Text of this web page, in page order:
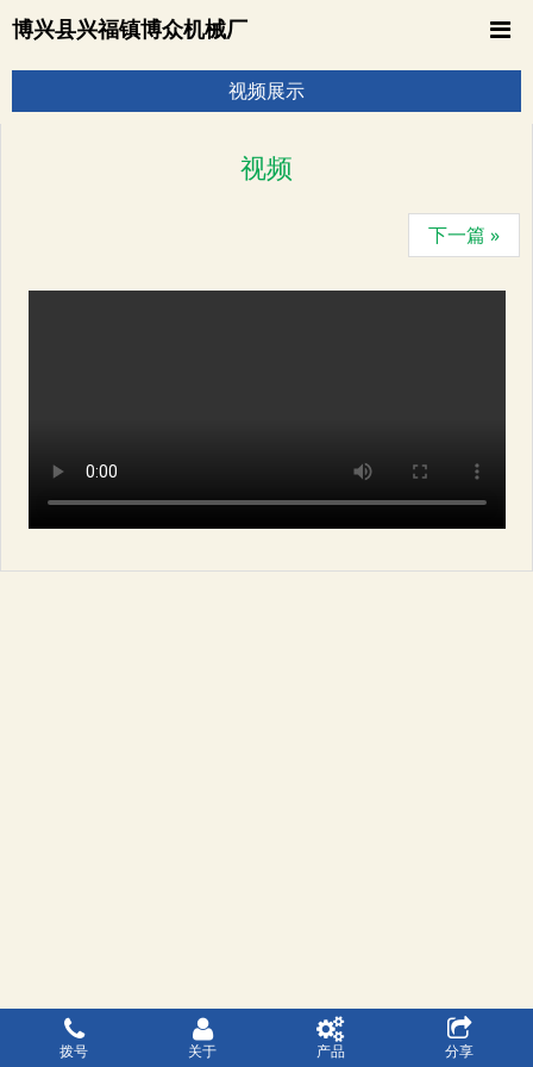
博兴县兴福镇博众机械厂
视频展示
视频
下一篇 »
拨号 关于 产品 分享